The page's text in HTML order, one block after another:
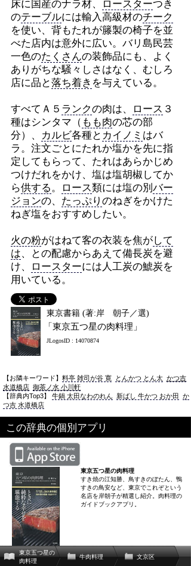
床に国産のナラ材、 ロースターつき
のテーブルには輸入高級材のチーク
を使い、背もたれが籐製の椅子を並
べた店内は意外に広い。バリ島民芸
一色のたくさんの装飾品にも、よく
ありがちな騒々しさはなく、むしろ
店に品と落ち着き を与えている。
すべてＡ５ ランクの肉は、 ロース ３
種はシンタマ（ もも肉の芯の部
分）、
カルビ各種と カイノミ はバ
ラ。注文ごとにたれか塩かを先に指
定してもらって、たれはあらかじめ
つけだれをかけ、塩は塩胡椒してか
ら供する。 ロース類には塩の別 バー
ジョンの、 たっぷり のねぎをかけた
ねぎ塩をおすすめしたい。
火の粉がはねて客の衣装を焦がして
は、との配慮からあえて備長炭を避
け、
ロースターには人工炭の鯱炭を
用いている。
東京書籍 (著:岸 朝子／選)
「東京五つ星の肉料理」
JLogosID : 14070874
【お隣キーワード】 料亭 雑司が谷 寛 とんかつ とん太 かつ吉
水道橋店 御茶ノ水 小川軒
【辞典内Top3】 牛鍋 太田なわのれん 新ばし 牛かつ おか田 か
つ吉 水道橋店
この辞典の個別アプリ
東京五つ星の肉料理
すき焼の江知勝、鳥すきのぼたん、鴨
すきの鳥安など、東京でこれぞという
名店を岸朝子が精選し紹介。肉料理の
ガイドブックアプリ。
東京五つ星の
肉料理
牛肉料理 文京区